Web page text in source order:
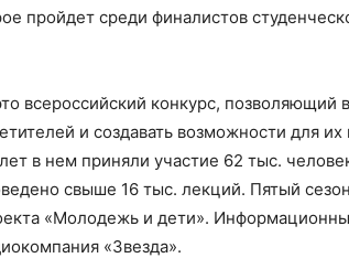
пройдет среди финалистов
всероссийский конкурс, позволяющий
и создавать возможности для
в нем приняли участие 62 тыс.
свыше 16 тыс. лекций. Пятый
«Молодежь и дети».
«Звезда».